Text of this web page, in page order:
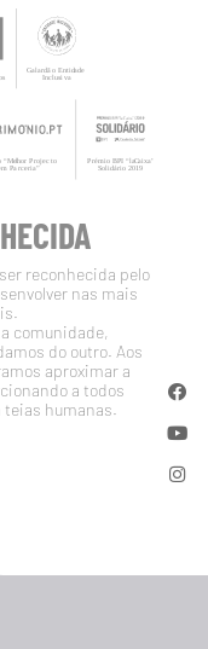
reconhecida pelo
nas mais
comunidade,
do outro. Aos
aproximar a
a todos
humanas.